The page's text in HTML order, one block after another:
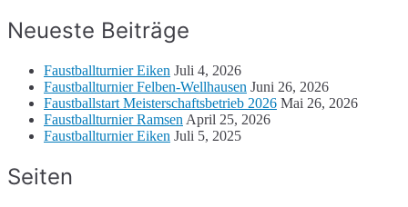
Neueste Beiträge
Faustballturnier Eiken Juli 4, 2026
Faustballturnier Felben-Wellhausen Juni 26, 2026
Faustballstart Meisterschaftsbetrieb 2026 Mai 26, 2026
Faustballturnier Ramsen April 25, 2026
Faustballturnier Eiken Juli 5, 2025
Seiten